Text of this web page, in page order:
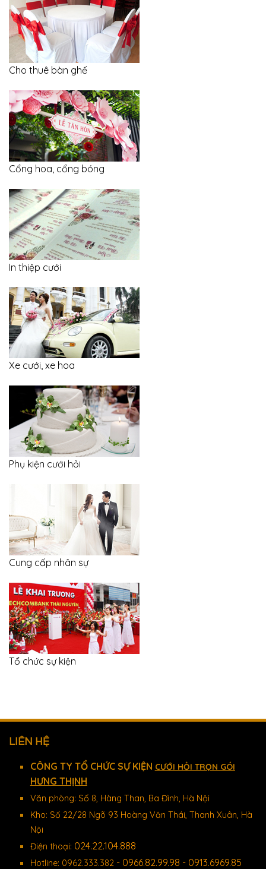
Cho thuê bàn ghế
Cổng hoa, cổng bóng
In thiệp cưới
Xe cưới, xe hoa
Phụ kiện cưới hỏi
Cung cấp nhân sự
Tổ chức sự kiện
LIÊN HỆ
CÔNG TY TỔ CHỨC SỰ KIỆN CƯỚI HỎI TRỌN GÓI
HƯNG THỊNH
Văn phòng: Số 8, Hàng Than, Ba Đình, Hà Nội
Kho: Số 22/28 Ngõ 93 Hoàng Văn Thái, Thanh Xuân, Hà
Nội
Điện thoại: 024.22.104.888
Hotline: 0962.333.382 - 0966.82.99.98 - 0913.6969.85